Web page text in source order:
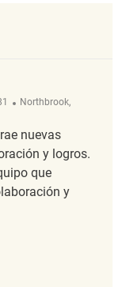
Ubicación
Northbrook,
nuevas
y logros.
que
y